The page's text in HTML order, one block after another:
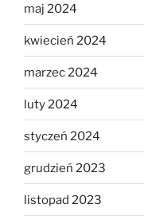
maj 2024
kwiecień 2024
marzec 2024
luty 2024
styczeń 2024
grudzień 2023
listopad 2023